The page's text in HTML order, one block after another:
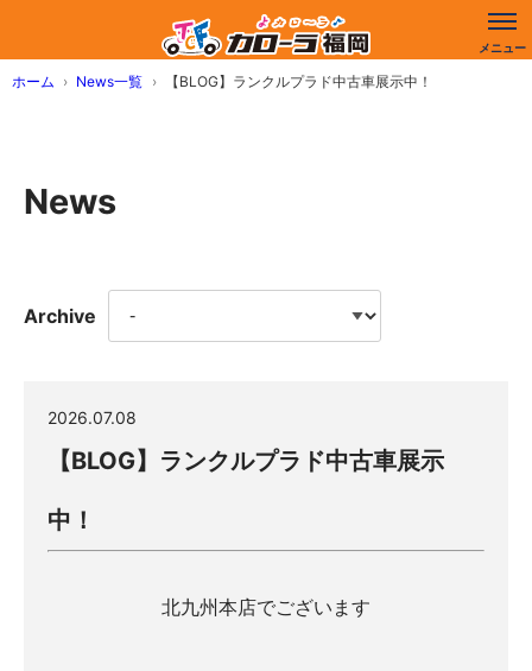
ホーム News一覧 【BLOG】ランクルプラド中古車展示中！
News
Archive
2026.07.08
【BLOG】ランクルプラド中古車展示
中！
北九州本店でございます